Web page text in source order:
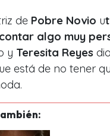
de Pobre Novio u
algo muy
y Teresita Reyes
está de no tener